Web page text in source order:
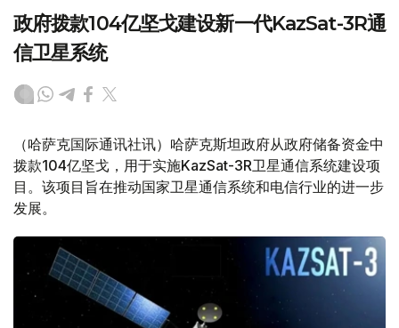
政府拨款104亿坚戈建设新一代KazSat-3R通
信卫星系统
（哈萨克国际通讯社讯）哈萨克斯坦政府从政府储备资金中
拨款104亿坚戈，用于实施KazSat-3R卫星通信系统建设项
目。该项目旨在推动国家卫星通信系统和电信行业的进一步
发展。